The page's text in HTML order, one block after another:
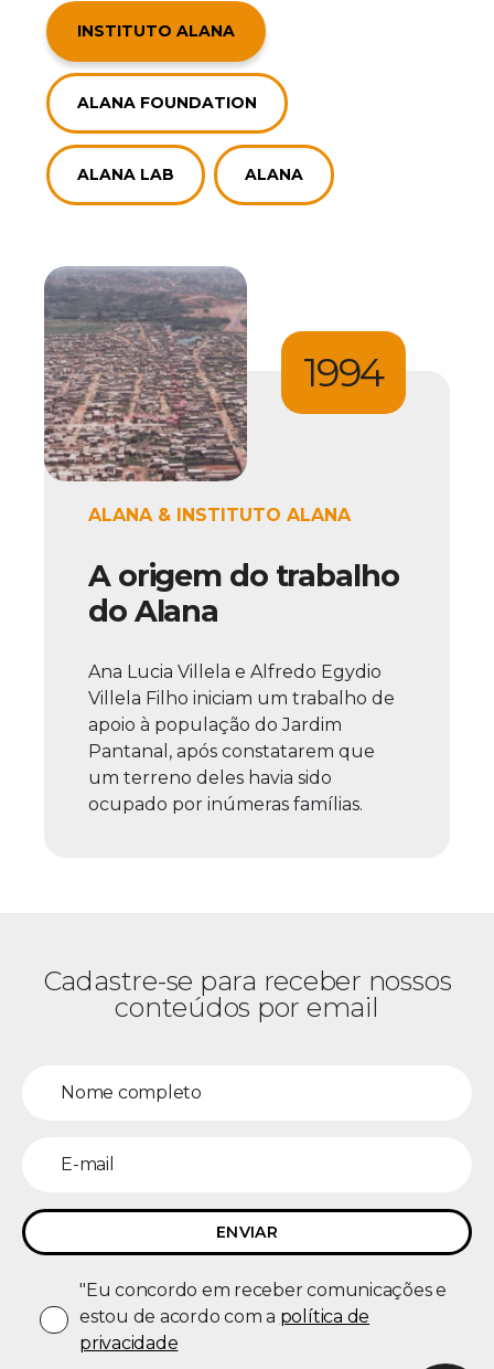
INSTITUTO ALANA
ALANA FOUNDATION
ALANA LAB ALANA
1994
ALANA & INSTITUTO ALANA
A origem do trabalho
do Alana
Ana Lucia Villela e Alfredo Egydio
Villela Filho iniciam um trabalho de
apoio à população do Jardim
Pantanal, após constatarem que
um terreno deles havia sido
ocupado por inúmeras famílias.
Cadastre-se para receber nossos
conteúdos por email
"Eu concordo em receber comunicações e
estou de acordo com a política de
privacidade